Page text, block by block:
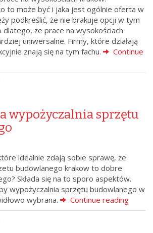
to może być i jaka jest ogólnie oferta w
podkreślić, że nie brakuje opcji w tym
że prace na wysokościach
uniwersalne. Firmy, które działają
znają się na tym fachu.
Continue
wypożyczalnia sprzętu
idealnie zdają sobie sprawę, że
budowlanego krakow to dobre
Składa się na to sporo aspektów.
wypożyczalnia sprzętu budowlanego w
wybrana.
Continue reading